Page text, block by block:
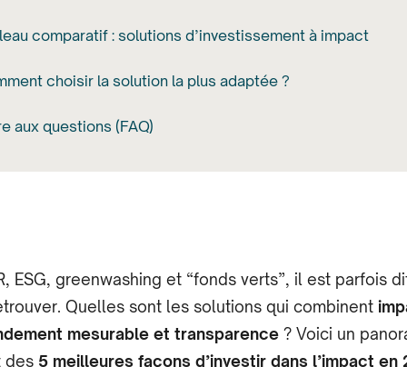
comparatif : solutions d’investissement à impact
choisir la solution la plus adaptée ?
aux questions (FAQ)
ESG, greenwashing et “fonds verts”, il est parfois
Quelles sont les solutions qui combinent
mesurable et transparence? Voici un
des 5 meilleures façons d’investir dans l’impact en